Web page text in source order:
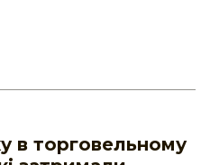
в торговельному